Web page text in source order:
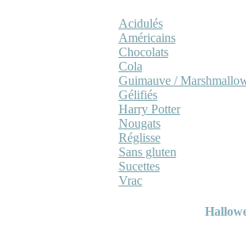
Acidulés
Américains
Chocolats
Cola
Guimauve /
Gélifiés
Harry Potter
Nougats
Réglisse
Sans gluten
Sucettes
Vrac